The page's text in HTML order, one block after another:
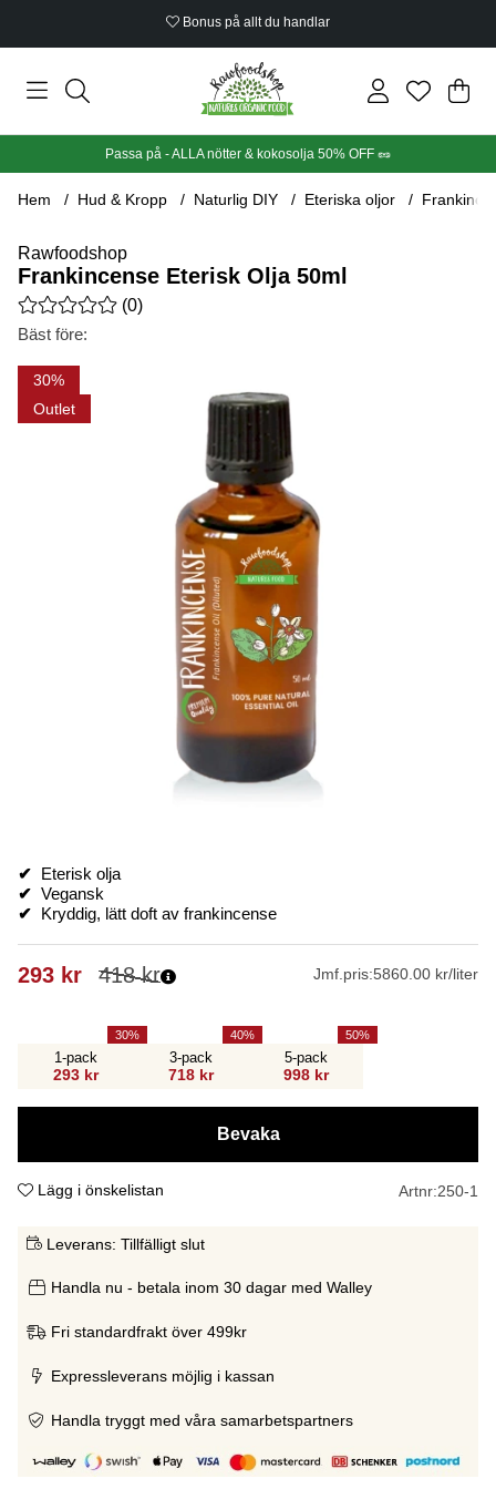
Bonus på allt du handlar
Din
.
Passa på - ALLA nötter & kokosolja 50% OFF 🥜
Hem Hud & Kropp Naturlig DIY Eteriska oljor
Rawfoodshop
Frankincense Eterisk Olja 50ml
Medelbetyg 0 av 5 Antal betyg 0
(0)
Bäst före:
30
Outlet
Produktbilder Frankincense Eterisk Olja 50ml
✔
Eterisk olja
✔ Vegansk
✔
Kryddig, lätt doft av frankincense
418kr
293 kr Jmf.pris:5860.00 kr/liter
1-pack
293 kr
30
3-pack
718 kr
40
5-pack
998 kr
50
Bevaka
Lägg i önskelistan Artnr:250-1
Leverans: Tillfälligt slut
Handla nu - betala inom 30 dagar med Walley
Fri standardfrakt över 499kr
Expressleverans möjlig i kassan
Handla tryggt med våra samarbetspartners